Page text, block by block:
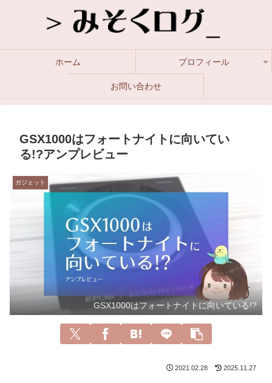
ホーム プロフィール
お問い合わせ
GSX1000はフォートナイトに向いてい
る!?アンプレビュー
ガジェット
GSX1000はフォートナイトに向いている!?
2021.02.28 2025.11.27